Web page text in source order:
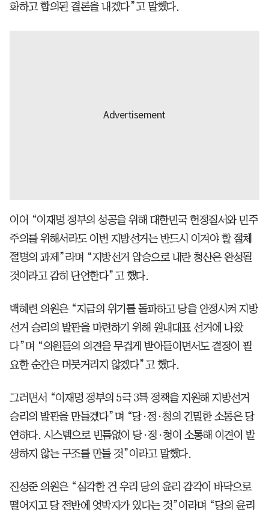
화하고 합의된 결론을 내겠다”고 말했다.
이어 “이재명 정부의 성공을 위해 대한민국 헌정질서와 민주
주의를 위해서라도 이번 지방선거는 반드시 이겨야 할 절체
절명의 과제”라며 “지방선거 압승으로 내란 청산은 완성될
것이라고 감히 단언한다”고 했다.
백혜련 의원은 “지금의 위기를 돌파하고 당을 안정시켜 지방
선거 승리의 발판을 마련하기 위해 원내대표 선거에 나왔
다”며 “의원들의 의견을 무겁게 받아들이면서도 결정이 필
요한 순간은 머뭇거리지 않겠다”고 했다.
그러면서 “이재명 정부의 5극 3특 정책을 지원해 지방선거
승리의 발판을 만들겠다”며 “당·정·청의 긴밀한 소통은 당
연하다. 시스템으로 빈틈없이 당·정·청이 소통해 이견이 발
생하지 않는 구조를 만들 것”이라고 말했다.
진성준 의원은 “심각한 건 우리 당의 윤리 감각이 바닥으로
떨어지고 당 전반에 엇박자가 있다는 것”이라며 “당의 윤리